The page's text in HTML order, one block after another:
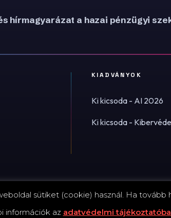
hírmagyarázat a hazai pénzügyi
KIADVÁNYOK
Ki kicsoda - AI 2026
Ki kicsoda -
Kft.
sütiket (cookie) használ. Ha
információk az adatvédelmi